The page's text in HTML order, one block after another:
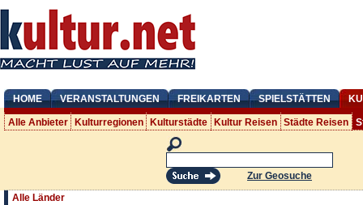
HOME VERANSTALTUNGEN FREIKARTEN SPIELSTÄTTEN
Alle Anbieter Kulturregionen Kulturstädte Kultur Reisen Städte Reisen
Zur Geosuche
Alle Länder